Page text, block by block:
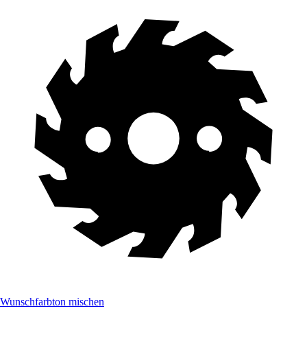
Wunschfarbton mischen